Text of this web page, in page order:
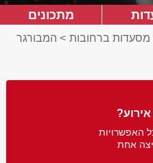
מתכונים
מסעדות ברחובות > המבורגר
האפשרויות
אחת